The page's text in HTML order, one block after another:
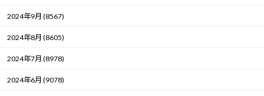
2024年9月 (8567)
2024年8月 (8605)
2024年7月 (8978)
2024年6月 (9078)